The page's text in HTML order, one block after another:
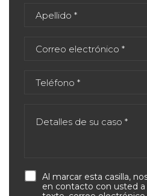
Al marcar esta casilla,
en contacto con usted